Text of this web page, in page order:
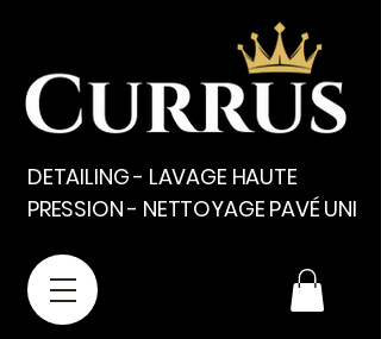
DETAILING - LAVAGE HAUTE
PRESSION - NETTOYAGE PAVÉ UNI